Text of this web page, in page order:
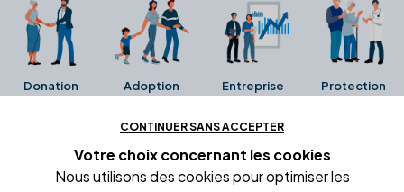
Donation Adoption Entreprise Protection
Ces avis proviennent directement de la fiche Google
Business de l'office notarial. Ils n'ont ni été collectés ni
CONTINUER SANS ACCEPTER
Votre choix concernant les cookies
Nous utilisons des cookies pour optimiser les